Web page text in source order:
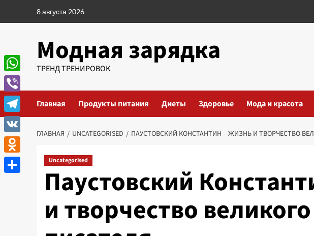
8 августа 2026
Модная зарядка
ТРЕНД ТРЕНИРОВОК
Главная Продукты питания Диеты Здоровье Мода и красота
ГЛАВНАЯ UNCATEGORISED ПАУСТОВСКИЙ КОНСТАНТИН – ЖИЗНЬ И ТВОРЧЕСТВО
Uncategorised
Паустовский
и творчество
WhatsApp
Viber
Telegram
VK
Odnoklassniki